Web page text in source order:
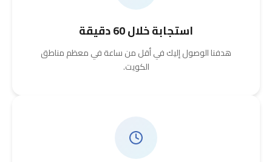
استجابة خلال 60 دقيقة
هدفنا الوصول إليك في أقل من ساعة في معظم مناطق
الكويت.